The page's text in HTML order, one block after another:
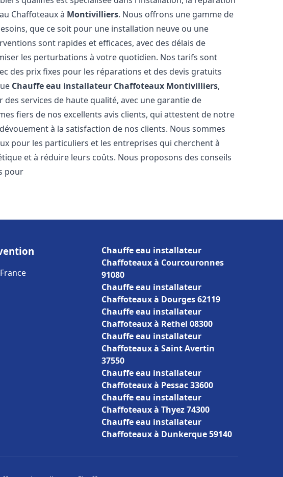
Chaffoteaux à Montivilliers. Nous offrons une gamme de
que ce soit pour une installation neuve ou une
sont rapides et efficaces, avec des délais de
les perturbations à votre quotidien. Nos tarifs sont
des prix fixes pour les réparations et des devis gratuits
Chauffe eau installateur Chaffoteaux Montivilliers,
services de haute qualité, avec une garantie de
fiers de nos excellents avis clients, qui attestent de notre
à la satisfaction de nos clients. Nous sommes
pour les particuliers et les entreprises qui cherchent à
et à réduire leurs coûts. Nous proposons des conseils
pour
Chauffe eau installateur
Chaffoteaux à Courcouronnes
91080
Chauffe eau installateur
Chaffoteaux à Dourges 62119
Chauffe eau installateur
Chaffoteaux à Rethel 08300
Chauffe eau installateur
Chaffoteaux à Saint Avertin
37550
Chauffe eau installateur
Chaffoteaux à Pessac 33600
Chauffe eau installateur
Chaffoteaux à Thyez 74300
Chauffe eau installateur
Chaffoteaux à Dunkerque 59140